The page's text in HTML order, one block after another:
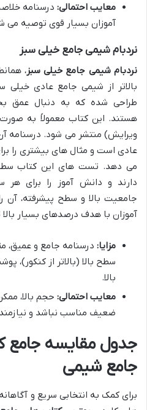
معایب احتمالی: درسنامه
آموزان بسیار قوی توصیه می
نردبام شیمی جامع خیلی سبز
نردبام شیمی جامع خیلی سبز،
بالاتر از شیمی جامع عادی خیلی
طراحی شده که به دنبال عمق
هستند. این کتاب معمولاً به
ویرایش) منتشر می شود. درسنامه
عادی است و مثال های بیشتری را
می دهد. تست های این کتاب سطح
دارند و دانش آموز را برای هر
جامعیت بالا و سطح پیشرفته، آن
آموزان با هدف درصدهای بسیار
مزایا: درسنامه جامع و عمیق،
سطح بالا (بالاتر از کنکور)،
بالا.
معایب احتمالی: حجم بالا،
ضعیف مناسب نباشد و
جدول مقایسه جامع
جامع شیمی
برای کمک به انتخابی سریع و